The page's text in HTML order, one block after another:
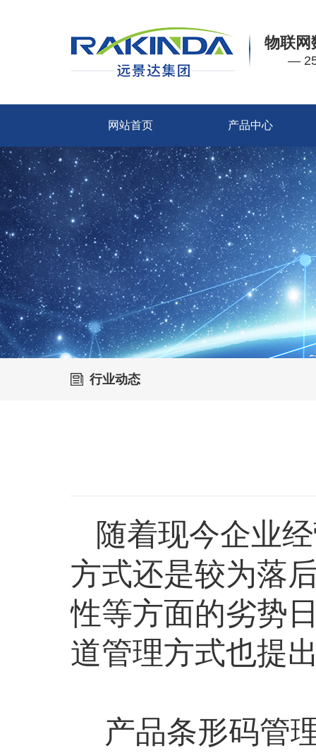
物联网
—
网站首页 产品中心
行业动态
随着现今企业
方式还是较为落
性等方面的劣势
道管理方式也提
产品条形码管